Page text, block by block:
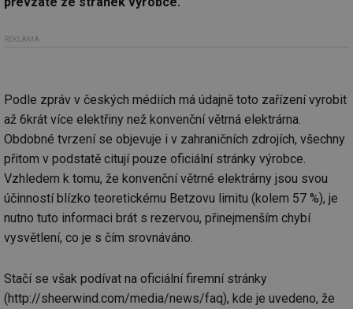
REKLAMA
Podle zpráv v českých médiích má údajně toto zařízení vyrobit
až 6krát více elektřiny než konvenční větrná elektrárna.
Obdobné tvrzení se objevuje i v zahraničních zdrojích, všechny
přitom v podstatě citují pouze oficiální stránky výrobce.
Vzhledem k tomu, že konvenční větrné elektrárny jsou svou
účinností blízko teoretickému Betzovu limitu (kolem 57 %), je
nutno tuto informaci brát s rezervou, přinejmenším chybí
vysvětlení, co je s čím srovnáváno.
Stačí se však podívat na oficiální firemní stránky
(http://sheerwind.com/media/news/faq), kde je uvedeno, že